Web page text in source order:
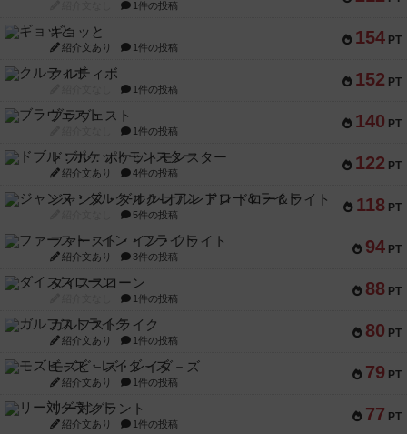
1件の投稿
154 PT
ギョッと
紹介文あり 1件の投稿
152 PT
クルティボ
1件の投稿
140 PT
ブラヴェスト
1件の投稿
122 PT
ドブル：ポケットモンスター
紹介文あり 4件の投稿
118 PT
ジャンヌ・ダルク-オルレアン ドロー＆ライト
5件の投稿
94 PT
ファースト・イン・フライト
紹介文あり 3件の投稿
88 PT
ダイススローン
1件の投稿
80 PT
ガルフストライク
紹介文あり 1件の投稿
79 PT
モズビ－ズ・レイダ－ズ
紹介文あり 1件の投稿
77 PT
リー対グラント
紹介文あり 1件の投稿